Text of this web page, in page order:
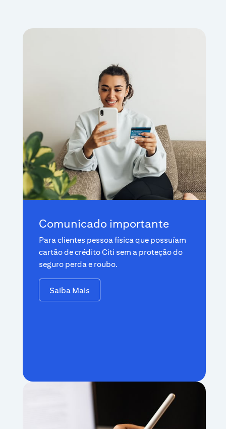
Comunicado importante
Para clientes pessoa física que possuíam
cartão de crédito Citi sem a proteção do
seguro perda e roubo.
Saiba Mais